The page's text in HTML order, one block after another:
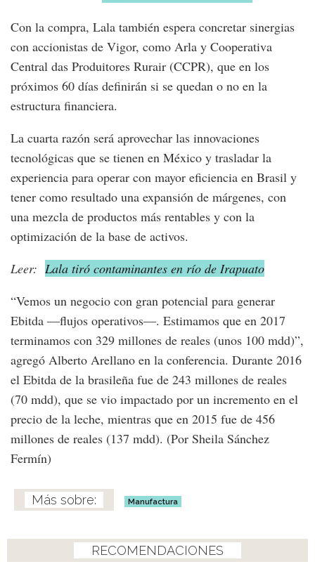
Con la compra, Lala también espera concretar sinergias
con accionistas de Vigor, como Arla y Cooperativa
Central das Produitores Rurair (CCPR), que en los
próximos 60 días definirán si se quedan o no en la
estructura financiera.
La cuarta razón será aprovechar las innovaciones
tecnológicas que se tienen en México y trasladar la
experiencia para operar con mayor eficiencia en Brasil y
tener como resultado una expansión de márgenes, con
una mezcla de productos más rentables y con la
optimización de la base de activos.
Leer: Lala tiró contaminantes en río de Irapuato
“Vemos un negocio con gran potencial para generar
Ebitda —flujos operativos—. Estimamos que en 2017
terminamos con 329 millones de reales (unos 100 mdd)”,
agregó Alberto Arellano en la conferencia. Durante 2016
el Ebitda de la brasileña fue de 243 millones de reales
(70 mdd), que se vio impactado por un incremento en el
precio de la leche, mientras que en 2015 fue de 456
millones de reales (137 mdd). (Por Sheila Sánchez
Fermín)
Manufactura
RECOMENDACIONES